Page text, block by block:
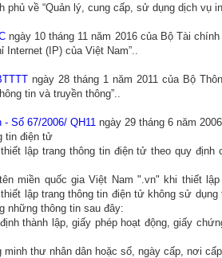
phủ về “Quản lý, cung cấp, sử dụng dịch vụ
ngày 10 tháng 11 năm 2016 của Bộ Tài
Internet (IP) của Việt Nam”..
ngày 28 tháng 1 năm 2011 của Bộ
tin và truyền thông”..
- Số 67/2006/ QH11 ngày 29 tháng 6 năm
tin điện tử
lập trang thông tin điện tử theo quy
miền quốc gia Việt Nam ".vn" khi thiết
lập trang thông tin điện tử không sử
những thông tin sau đây:
thành lập, giấy phép hoạt động, giấy
thư nhân dân hoặc số, ngày cấp, nơi